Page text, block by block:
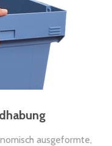
ausgeformte,